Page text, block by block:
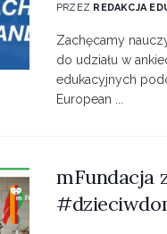
PRZEZ REDAKCJA
Zachęcamy
do udziału w
edukacyjnych
European ...
mFundacja